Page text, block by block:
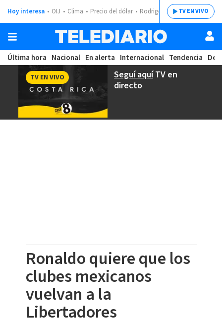
Hoy interesa OIJ Clima Precio del dólar Rodrigo ChavesTV EN VIVO
Última hora Nacional En alerta Internacional Tendencia
Seguí aquíTV en
directo
TV EN VIVO
Ronaldo quiere que los
clubes mexicanos
vuelvan a la
Libertadores